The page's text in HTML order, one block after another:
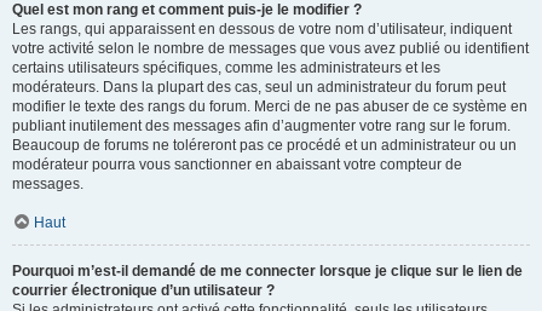
Quel est mon rang et comment puis-je le modifier ?
Les rangs, qui apparaissent en dessous de votre nom d’utilisateur, indiquent
votre activité selon le nombre de messages que vous avez publié ou identifient
certains utilisateurs spécifiques, comme les administrateurs et les
modérateurs. Dans la plupart des cas, seul un administrateur du forum peut
modifier le texte des rangs du forum. Merci de ne pas abuser de ce système en
publiant inutilement des messages afin d’augmenter votre rang sur le forum.
Beaucoup de forums ne toléreront pas ce procédé et un administrateur ou un
modérateur pourra vous sanctionner en abaissant votre compteur de
messages.
Haut
Pourquoi m’est-il demandé de me connecter lorsque je clique sur le lien de
courrier électronique d’un utilisateur ?